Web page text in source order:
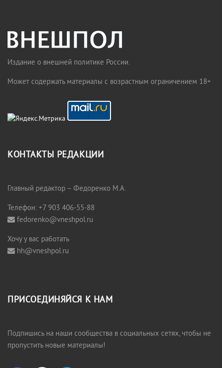
Издание о внешней политике России.
Может содержать материалы с возрастным ограничением 18+
КОНТАКТЫ РЕДАКЦИИ
Главный редактор – Федоренко М.А.
Телефон: +7 903 406-55-88
fedorenko@vneshpol.ru
Хочу у вас работать
hh@vneshpol.ru
ПРИСОЕДИНЯЙСЯ К НАМ
Подпишись на наши сообщества в социальных сетях, чтобы не
пропустить новые материалы!